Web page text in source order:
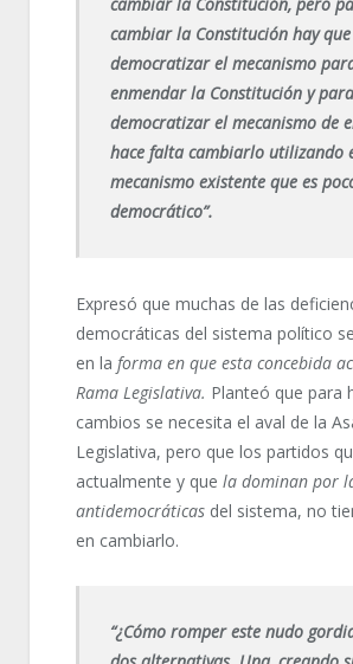
cambiar la Constitución hay que
democratizar el mecanismo
enmendar la Constitución y para
democratizar el mecanismo de
hace falta cambiarlo utilizando
mecanismo existente que es
democrático”.
Expresó que muchas de las
democráticas del sistema político
en la forma en que esta concebida
Rama Legislativa. Planteó que para
cambios se necesita el aval de la
Legislativa, pero que los partidos
actualmente y que la dominan por
antidemocráticasdel sistema, no
en cambiarlo.
“¿Cómo romper este nudo